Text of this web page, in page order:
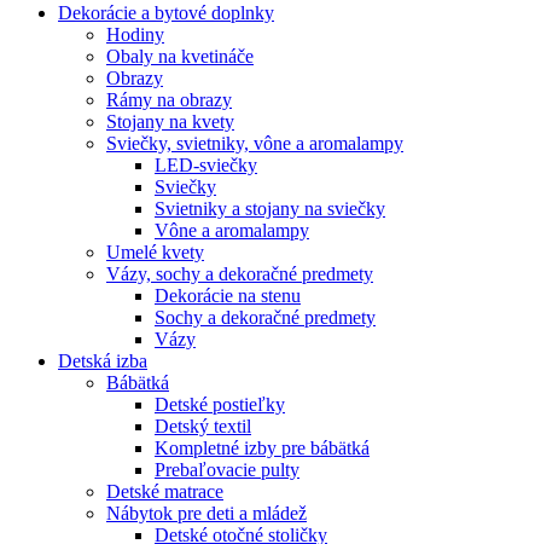
Dekorácie a bytové doplnky
Hodiny
Obaly na kvetináče
Obrazy
Rámy na obrazy
Stojany na kvety
Sviečky, svietniky, vône a aromalampy
LED-sviečky
Sviečky
Svietniky a stojany na sviečky
Vône a aromalampy
Umelé kvety
Vázy, sochy a dekoračné predmety
Dekorácie na stenu
Sochy a dekoračné predmety
Vázy
Detská izba
Bábätká
Detské postieľky
Detský textil
Kompletné izby pre bábätká
Prebaľovacie pulty
Detské matrace
Nábytok pre deti a mládež
Detské otočné stoličky